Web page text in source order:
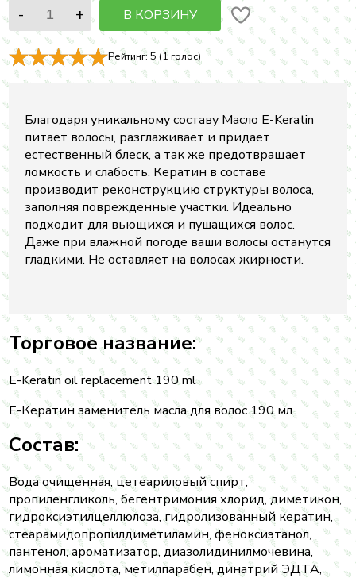
В КОРЗИНУ
Рейтинг:5 (1голос)
Благодаря уникальному составу Масло E-Keratin
питает волосы, разглаживает и придает
естественный блеск, а так же предотвращает
ломкость и слабость. Кератин в составе
производит реконструкцию структуры волоса,
заполняя поврежденные участки. Идеально
подходит для вьющихся и пушащихся волос.
Даже при влажной погоде ваши волосы останутся
гладкими. Не оставляет на волосах жирности.
Торговое название:
E-Keratin oil replacement 190 ml
Е-Кератин заменитель масла для волос 190 мл
Состав:
Вода очищенная, цетеариловый спирт,
пропиленгликоль, бегентримония хлорид, диметикон,
гидроксиэтилцеллюлоза, гидролизованный кератин,
стеарамидопропилдиметиламин, феноксиэтанол,
пантенол, ароматизатор, диазолидинилмочевина,
лимонная кислота, метилпарабен, динатрий ЭДТА,